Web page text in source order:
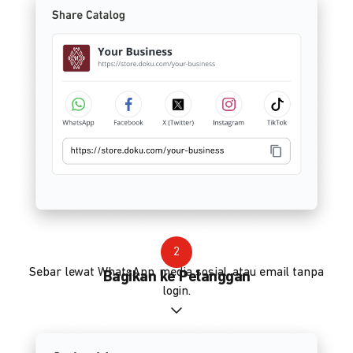
2
Bagikan ke Pelanggan
Sebar lewat WhatsApp, media sosial, atau email tanpa
login.